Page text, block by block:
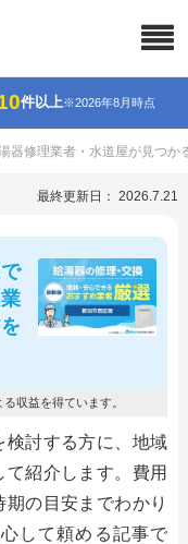
件以上※2026年8月時点
器修理業者・水道屋が見つか
最終更新日： 2026.7.21
収益を得ています。
検討する方に、地域
紹介します。費用
の目安までわかり
して頼める記事で